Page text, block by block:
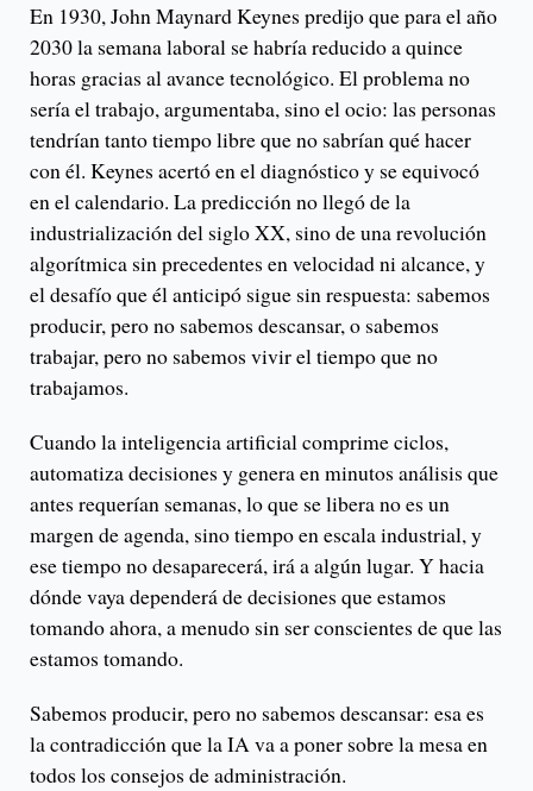
En 1930, John Maynard Keynes predijo que para el año
2030 la semana laboral se habría reducido a quince
horas gracias al avance tecnológico. El problema no
sería el trabajo, argumentaba, sino el ocio: las personas
tendrían tanto tiempo libre que no sabrían qué hacer
con él. Keynes acertó en el diagnóstico y se equivocó
en el calendario. La predicción no llegó de la
industrialización del siglo XX, sino de una revolución
algorítmica sin precedentes en velocidad ni alcance, y
el desafío que él anticipó sigue sin respuesta: sabemos
producir, pero no sabemos descansar, o sabemos
trabajar, pero no sabemos vivir el tiempo que no
trabajamos.
Cuando la inteligencia artificial comprime ciclos,
automatiza decisiones y genera en minutos análisis que
antes requerían semanas, lo que se libera no es un
margen de agenda, sino tiempo en escala industrial, y
ese tiempo no desaparecerá, irá a algún lugar. Y hacia
dónde vaya dependerá de decisiones que estamos
tomando ahora, a menudo sin ser conscientes de que las
estamos tomando.
Sabemos producir, pero no sabemos descansar: esa es
la contradicción que la IA va a poner sobre la mesa en
todos los consejos de administración.